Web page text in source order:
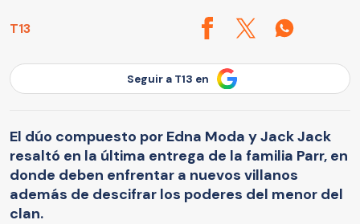
T13
Seguir a T13 en
El dúo compuesto por Edna Moda y Jack Jack
resaltó en la última entrega de la familia Parr, en
donde deben enfrentar a nuevos villanos
además de descifrar los poderes del menor del
clan.